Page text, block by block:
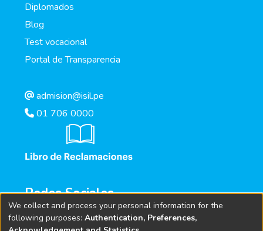
Diplomados
Blog
Test vocacional
Portal de Transparencia
admision@isil.pe
01 706 0000
Redes Sociales
We collect and process your personal information for the
following purposes: Authentication, Preferences,